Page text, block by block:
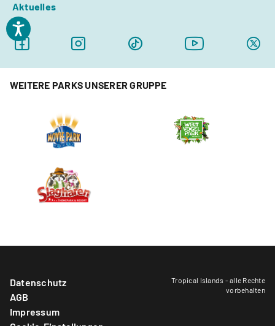
Aktuelles
WEITERE PARKS UNSERER GRUPPE
Datenschutz
AGB
Impressum
Tropical Islands - alle Rechte
vorbehalten